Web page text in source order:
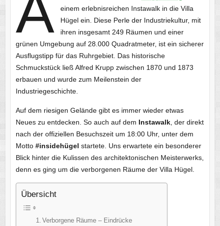
einem erlebnisreichen Instawalk in die Villa
Hügel ein. Diese Perle der Industriekultur, mit
ihren insgesamt 249 Räumen und einer
grünen Umgebung auf 28.000 Quadratmeter, ist ein sicherer
Ausflugstipp für das Ruhrgebiet. Das historische
Schmuckstück ließ Alfred Krupp zwischen 1870 und 1873
erbauen und wurde zum Meilenstein der
Industriegeschichte.
Auf dem riesigen Gelände gibt es immer wieder etwas
Neues zu entdecken. So auch auf dem Instawalk, der direkt
nach der offiziellen Besuchszeit um 18:00 Uhr, unter dem
Motto #insidehügel startete. Uns erwartete ein besonderer
Blick hinter die Kulissen des architektonischen Meisterwerks,
denn es ging um die verborgenen Räume der Villa Hügel.
Übersicht
Verborgene Räume – Eindrücke